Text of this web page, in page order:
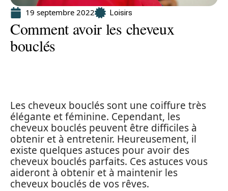
19 septembre 2022 Loisirs
Comment avoir les cheveux
bouclés
Les cheveux bouclés sont une coiffure très
élégante et féminine. Cependant, les
cheveux bouclés peuvent être difficiles à
obtenir et à entretenir. Heureusement, il
existe quelques astuces pour avoir des
cheveux bouclés parfaits. Ces astuces vous
aideront à obtenir et à maintenir les
cheveux bouclés de vos rêves.